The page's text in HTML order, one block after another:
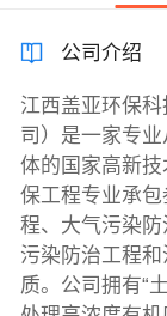
公司介绍
江西盖亚环保
司）是一家专
体的国家高新
保工程专业承
程、大气污染
污染防治工程
质。公司拥有“